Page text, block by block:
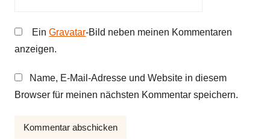
EinGravatar-Bild neben meinen Kommentaren
anzeigen.
Name, E-Mail-Adresse und Website in diesem
Browser für meinen nächsten Kommentar speichern.